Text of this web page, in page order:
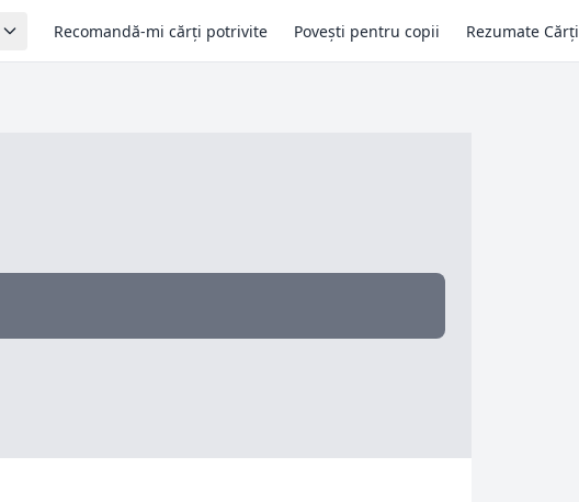
Recomandă-mi cărți potrivite Povești pentru copii Rezumate Cărți